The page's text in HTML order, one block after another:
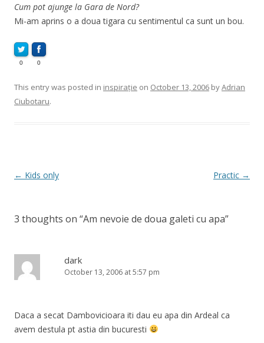
Cum pot ajunge la Gara de Nord?
Mi-am aprins o a doua tigara cu sentimentul ca sunt un bou.
0 0
This entry was posted in inspirație on October 13, 2006 byAdrian
Ciubotaru.
Post
← Kids only Practic →
3 thoughts on “Am nevoie de doua galeti cu apa”
dark
October 13, 2006 at 5:57 pm
Daca a secat Dambovicioara iti dau eu apa din Ardeal ca
avem destula pt astia din bucuresti